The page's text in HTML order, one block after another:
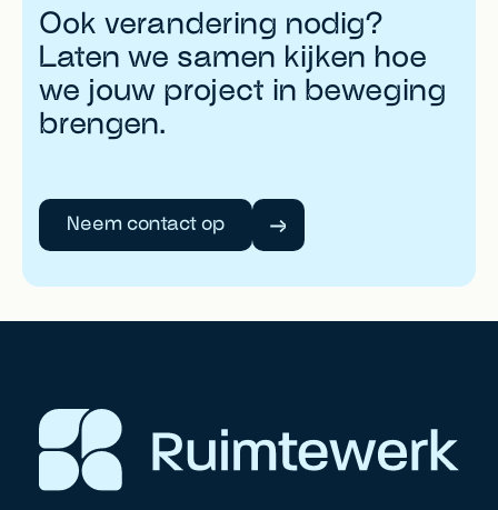
Ook verandering nodig?
Laten we samen kijken hoe
we jouw project in beweging
brengen.
Neem contact op